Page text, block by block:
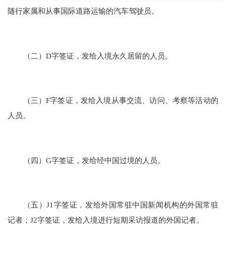
随行家属和从事国际道路运输的汽车驾驶员。
（二）D字签证，发给入境永久居留的人员。
（三）F字签证，发给入境从事交流、访问、考察等活动的
人员。
（四）G字签证，发给经中国过境的人员。
（五）J1字签证，发给外国常驻中国新闻机构的外国常驻
记者；J2字签证，发给入境进行短期采访报道的外国记者。